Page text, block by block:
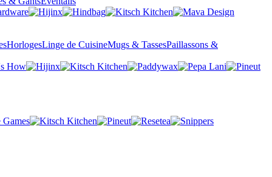
HorlogesLinge de CuisineMugs & TassesPaillassons &